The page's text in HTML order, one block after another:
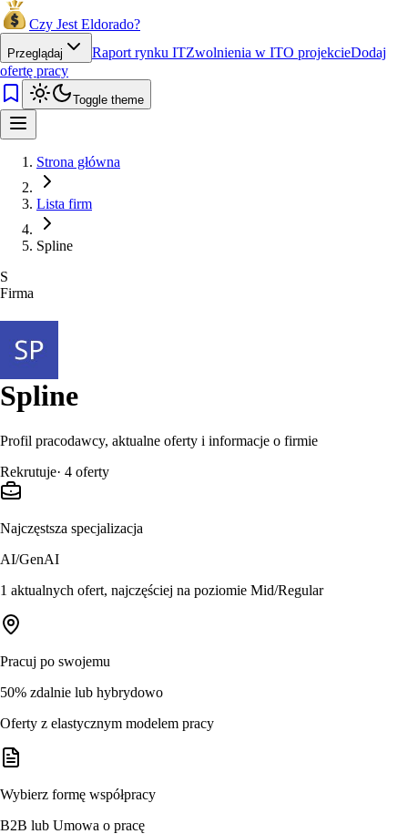
Czy Jest Eldorado?
Przeglądaj Raport rynku ITZwolnienia w ITO projekcieDodaj
ofertę pracy
Toggle theme
Strona główna
Lista firm
Spline
S
Firma
Spline
Profil pracodawcy, aktualne oferty i informacje o firmie
Rekrutuje· 4 oferty
Najczęstsza specjalizacja
AI/GenAI
1 aktualnych ofert, najczęściej na poziomie Mid/Regular
Pracuj po swojemu
50% zdalnie lub hybrydowo
Oferty z elastycznym modelem pracy
Wybierz formę współpracy
B2B lub Umowa o pracę